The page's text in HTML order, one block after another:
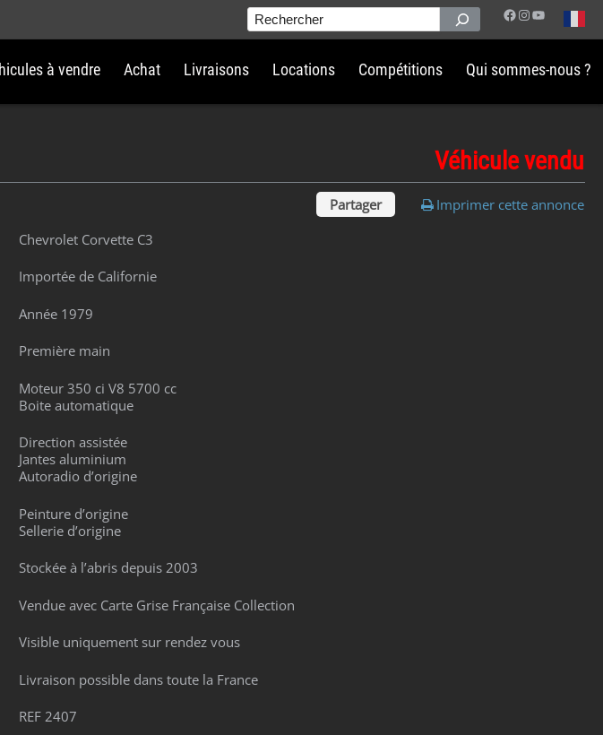
Facebook
Instagram
YouTube
Rechercher
à vendre Achat Livraisons Locations Compétitions Qui sommes-nous ?
Véhicule vendu
Partager
Imprimer cette annonce
Chevrolet Corvette C3
Importée de Californie
Année 1979
Première main
Moteur 350 ci V8 5700 cc
Boite automatique
Direction assistée
Jantes aluminium
Autoradio d’origine
Peinture d’origine
Sellerie d’origine
Stockée à l’abris depuis 2003
Vendue avec Carte Grise Française Collection
Visible uniquement sur rendez vous
Livraison possible dans toute la France
REF 2407